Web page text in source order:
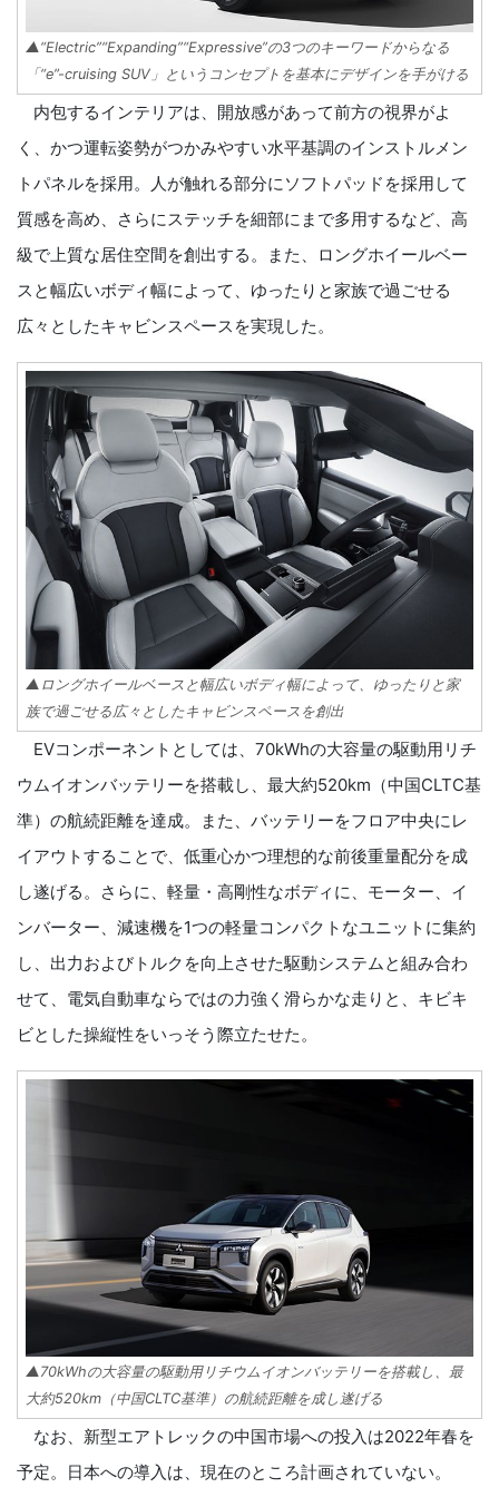
▲“Electric”“Expanding”“Expressive”の3つのキーワードからなる
「“e”-cruising SUV」というコンセプトを基本にデザインを手がける
内包するインテリアは、開放感があって前方の視界がよ
く、かつ運転姿勢がつかみやすい水平基調のインストルメン
トパネルを採用。人が触れる部分にソフトパッドを採用して
質感を高め、さらにステッチを細部にまで多用するなど、高
級で上質な居住空間を創出する。また、ロングホイールベー
スと幅広いボディ幅によって、ゆったりと家族で過ごせる
広々としたキャビンスペースを実現した。
▲ロングホイールベースと幅広いボディ幅によって、ゆったりと家
族で過ごせる広々としたキャビンスペースを創出
EVコンポーネントとしては、70kWhの大容量の駆動用リチ
ウムイオンバッテリーを搭載し、最大約520km（中国CLTC基
準）の航続距離を達成。また、バッテリーをフロア中央にレ
イアウトすることで、低重心かつ理想的な前後重量配分を成
し遂げる。さらに、軽量・高剛性なボディに、モーター、イ
ンバーター、減速機を1つの軽量コンパクトなユニットに集約
し、出力およびトルクを向上させた駆動システムと組み合わ
せて、電気自動車ならではの力強く滑らかな走りと、キビキ
ビとした操縦性をいっそう際立たせた。
▲70kWhの大容量の駆動用リチウムイオンバッテリーを搭載し、最
大約520km（中国CLTC基準）の航続距離を成し遂げる
なお、新型エアトレックの中国市場への投入は2022年春を
予定。日本への導入は、現在のところ計画されていない。